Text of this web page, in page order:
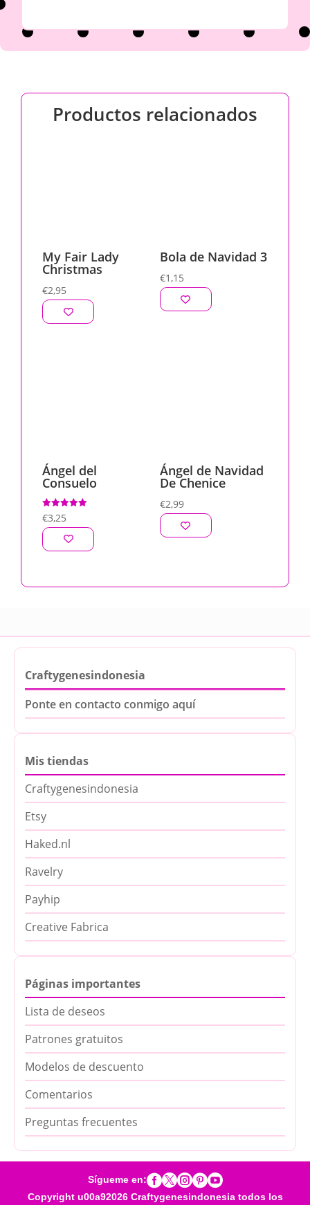
Productos relacionados
My Fair Lady
Christmas
€2,95
Bola de Navidad 3
€1,15
Ángel del
Consuelo
Valorado
con
5.00
€3,25
Ángel de Navidad
De Chenice
€2,99
Craftygenesindonesia
Ponte en contacto conmigo aquí
Mis tiendas
Craftygenesindonesia
Etsy
Haked.nl
Ravelry
Payhip
Creative Fabrica
Páginas importantes
Lista de deseos
Patrones gratuitos
Modelos de descuento
Comentarios
Preguntas frecuentes
Sígueme en:
Copyright u00a92026 Craftygenesindonesia todos los